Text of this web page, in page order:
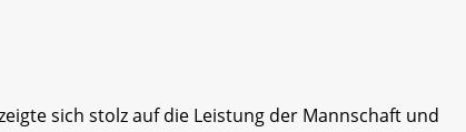
sich stolz auf die Leistung der Mannschaft und